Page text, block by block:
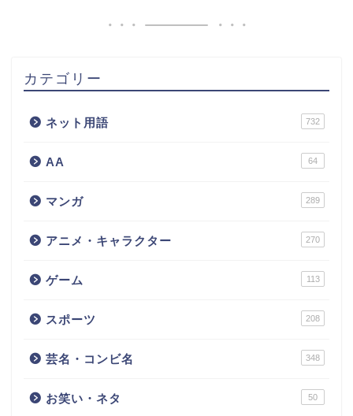
カテゴリー
ネット用語 732
AA 64
マンガ 289
アニメ・キャラクター 270
ゲーム 113
スポーツ 208
芸名・コンビ名 348
お笑い・ネタ 50